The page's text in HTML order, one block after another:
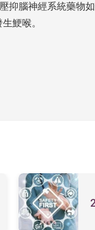
抑腦神經系統藥物
鯁喉。